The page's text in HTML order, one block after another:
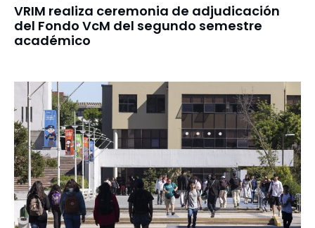
VRIM realiza ceremonia de adjudicación
del Fondo VcM del segundo semestre
académico